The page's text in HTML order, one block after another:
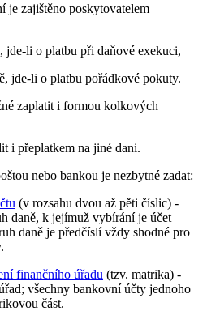
je zajištěno poskytovatelem
jde-li o platbu při daňové exekuci,
jde-li o platbu pořádkové pokuty.
zaplatit i formou kolkových
i přeplatkem na jiné dani.
nebo bankou je nezbytné zadat:
(v rozsahu dvou až pěti číslic) -
daně, k jejímuž vybírání je účet
daně je předčíslí vždy shodné pro
finančního úřadu (tzv. matrika) -
všechny bankovní účty jednoho
část.